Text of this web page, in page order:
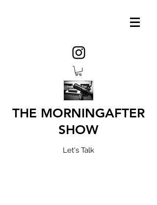
THE MORNINGAFTER
SHOW
Let's Talk